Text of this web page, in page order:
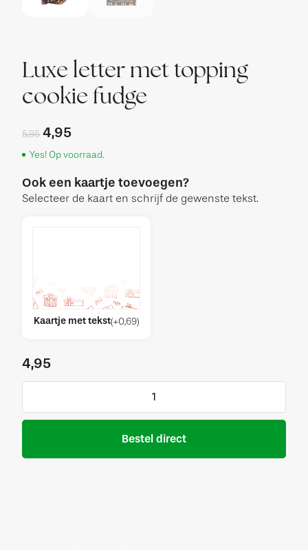
Luxe letter met topping
cookie fudge
5,95 4,95
Yes! Op voorraad.
Ook een kaartje toevoegen?
Selecteer de kaart en schrijf de gewenste tekst.
Kaartje met tekst(+0,69)
4,95
Bestel direct